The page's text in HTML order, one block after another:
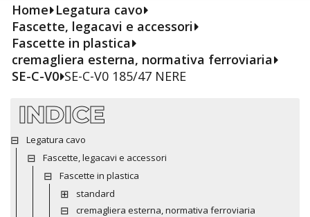
Home Legatura cavo
Fascette, legacavi e accessori
Fascette in plastica
cremagliera esterna, normativa ferroviaria
SE-C-V0 SE-C-V0 185/47 NERE
INDICE
Legatura cavo
Fascette, legacavi e accessori
Fascette in plastica
standard
cremagliera esterna, normativa ferroviaria